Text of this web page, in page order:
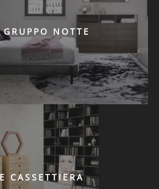
GRUPPO NOTTE
CASSETTIERA